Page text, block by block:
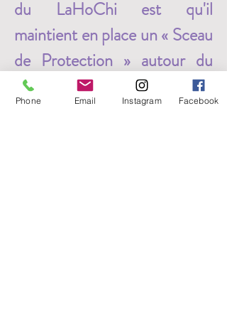
du LaHoChi est qu'il
maintient en place un « Sceau
de Protection » autour du
guérisseur et du receveur.
Cette protection s’oppose
Phone Email Instagram Facebook